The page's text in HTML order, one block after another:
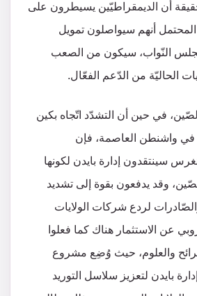
أن الديمقراطيّين يسيطرون على
أنهم سيواصلون تمويل
مجلس النّواب، سيكون من الصعب
الحاليّة من الدّعم الفعّال.
في حين أن التشدّد اتّجاه بكين
في واشنطن العاصمة، فإن
سينتقدون إدارة بايدن لكونها
وقد يدفعون بقوة إلى تشديد
لردع شركات الولايات
عن الاستثمار هناك كما فعلوا
والعلوم، حيث وُضِع مشروع
بايدن لتعزيز سلاسل التوريد